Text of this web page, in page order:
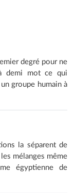
degré pour ne
demi mot ce qui
groupe humain à
la séparent de
mélanges même
égyptienne de